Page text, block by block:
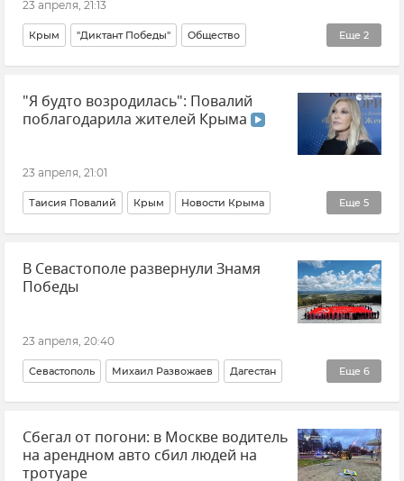
23 апреля, 21:13
Еще 2
Крым "Диктант Победы" Общество
Патриотическое воспитание Новости Крыма
"Я будто возродилась": Повалий
поблагодарила жителей Крыма
23 апреля, 21:01
Еще 5
Таисия Повалий Крым Новости Крыма
Культура Общество Видео Россия Украина
В Севастополе развернули Знамя
Победы
23 апреля, 20:40
Еще 6
Севастополь Михаил Развожаев Дагестан
Новости Севастополя
Крым в Великой Отечественной войне
Великая Отечественная война
Сбегал от погони: в Москве водитель
на арендном авто сбил людей на
тротуаре